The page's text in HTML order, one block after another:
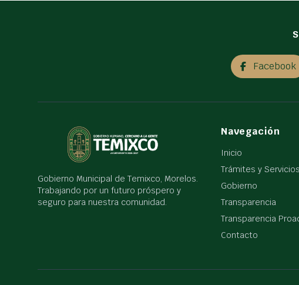
Facebook
Gobierno Municipal de Temixco, Morelos.
Trabajando por un futuro próspero y
seguro para nuestra comunidad.
Navegación
Inicio
Trámites y Servicios
Gobierno
Transparencia
Transparencia
Contacto